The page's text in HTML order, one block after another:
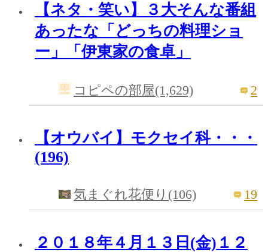
【ネタ・笑い】３大そんな番組
あったな「どっちの料理ショ
ー」「伊東家の食卓」
コピペの部屋(1,629) 2
【オウバイ】モクセイ科・・・
(196)
気まぐれ花便り(106) 19
２０１８年４月１３日(金)１２